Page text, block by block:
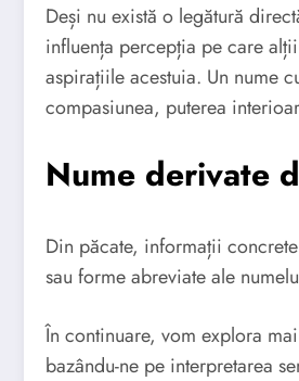
Deși nu există o legătură
influența percepția pe care
aspirațiile acestuia. Un nume
compasiunea, puterea
Nume derivate
Din păcate, informații
sau forme abreviate ale
În continuare, vom explora
bazându-ne pe interpretarea